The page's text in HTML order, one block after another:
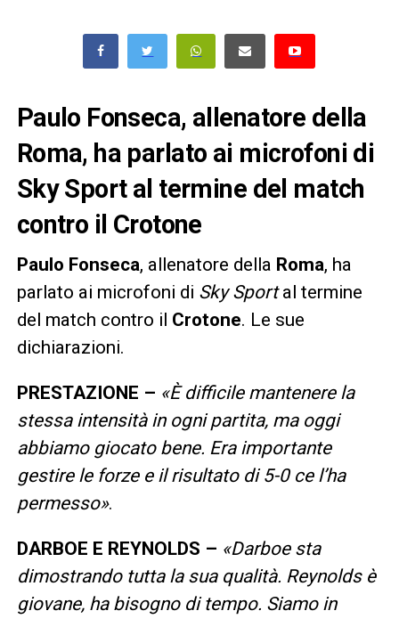
Paulo Fonseca, allenatore della
Roma, ha parlato ai microfoni di
Sky Sport al termine del match
contro il Crotone
Paulo Fonseca, allenatore della Roma, ha
parlato ai microfoni di Sky Sportal termine
del match contro il Crotone. Le sue
dichiarazioni.
PRESTAZIONE – «È difficile mantenere la
stessa intensità in ogni partita, ma oggi
abbiamo giocato bene. Era importante
gestire le forze e il risultato di 5-0 ce l’ha
permesso».
DARBOE E REYNOLDS – «Darboe sta
dimostrando tutta la sua qualità. Reynolds è
giovane, ha bisogno di tempo. Siamo in